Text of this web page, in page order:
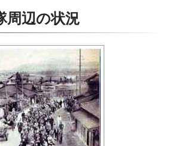
周辺の状況